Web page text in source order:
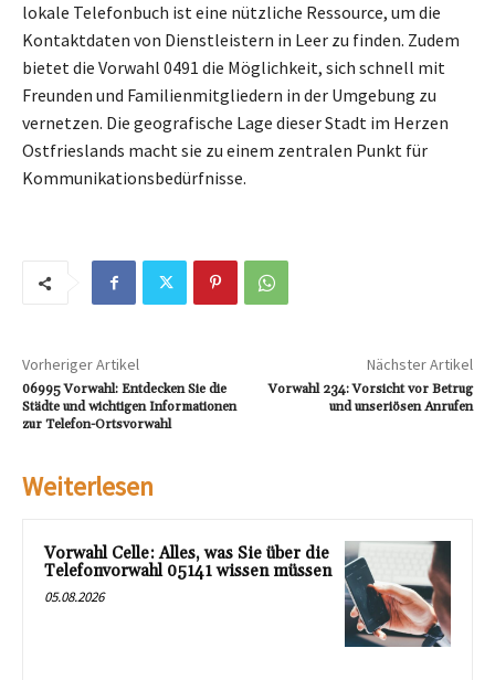
lokale Telefonbuch ist eine nützliche Ressource, um die
Kontaktdaten von Dienstleistern in Leer zu finden. Zudem
bietet die Vorwahl 0491 die Möglichkeit, sich schnell mit
Freunden und Familienmitgliedern in der Umgebung zu
vernetzen. Die geografische Lage dieser Stadt im Herzen
Ostfrieslands macht sie zu einem zentralen Punkt für
Kommunikationsbedürfnisse.
Vorheriger Artikel
06995 Vorwahl: Entdecken Sie die
Städte und wichtigen Informationen
zur Telefon-Ortsvorwahl
Nächster Artikel
Vorwahl 234: Vorsicht vor Betrug
und unseriösen Anrufen
Weiterlesen
Vorwahl Celle: Alles, was Sie über die
Telefonvorwahl 05141 wissen müssen
05.08.2026